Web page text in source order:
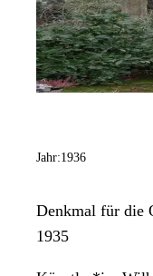
Jahr:1936
Denkmal für die
1935